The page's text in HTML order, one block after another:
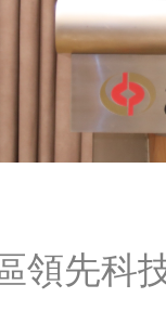
領先科